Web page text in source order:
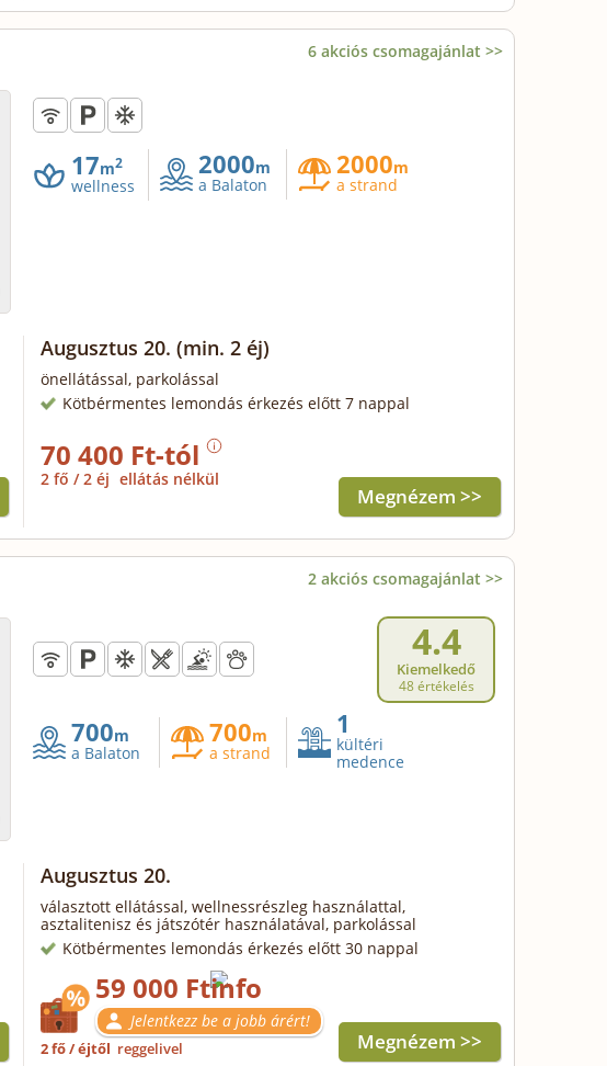
6 akciós csomagajánlat >>
17m2
wellness
2000m
a Balaton
2000m
a strand
Augusztus 20. (min. 2 éj)
önellátással, parkolással
Kötbérmentes lemondás érkezés előtt 7 nappal
70 400 Ft-tól
2 fő / 2 éj ellátás nélkül
Megnézem >>
2 akciós csomagajánlat >>
4.4
Kiemelkedő
48 értékelés
700m
a Balaton
700m
a strand
1
kültéri
medence
Augusztus 20.
választott ellátással, wellnessrészleg használattal,
asztalitenisz és játszótér használatával, parkolással
Kötbérmentes lemondás érkezés előtt 30 nappal
59 000 Ft
Jelentkezz be a jobb árért!
2 fő / éjtől reggelivel Megnézem >>